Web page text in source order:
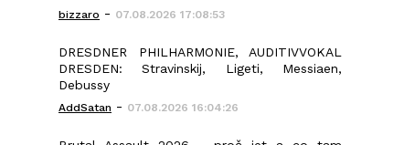
bizzaro - 07.08.2026 17:08:53
DRESDNER PHILHARMONIE, AUDITIVVOKAL
DRESDEN: Stravinskij, Ligeti, Messiaen,
Debussy
AddSatan - 07.08.2026 16:04:26